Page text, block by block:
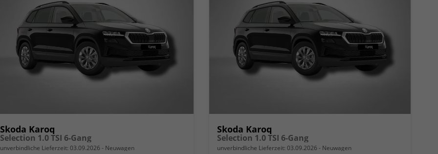
Skoda Karoq
Selection 1.0 TSI 6-Gang
unverbindliche Lieferzeit: 03.09.2026 Neuwagen
Skoda Karoq
Selection 1.0 TSI 6-Gang
unverbindliche Lieferzeit: 03.09.2026 Neuwagen